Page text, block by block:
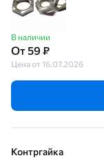
В наличии
От 59 ₽
Цена от 16.07.2026
Контргайка